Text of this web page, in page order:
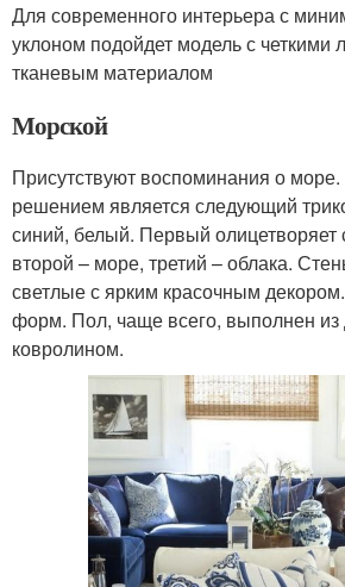
Для современного интерьера с
уклоном подойдет модель с четкими
тканевым материалом
Морской
Присутствуют воспоминания о
решением является следующий
синий, белый. Первый олицетворяет
второй – море, третий – облака.
светлые с ярким красочным
форм. Пол, чаще всего, выполнен из
ковролином.